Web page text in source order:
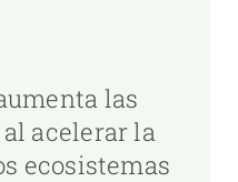
las
al acelerar la
ecosistemas